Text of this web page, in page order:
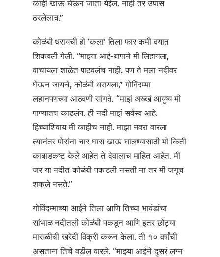
काही खाऊ घेऊन जाता येईल. नाही तर उपास
ठरलेलाच.”
कोळंबी धरायची ही ‘कला’ तिला फार कमी वयात
शिकवली गेली. “माझ्या आई-बापाने मी लिहायला,
वाचायला शाळेत पाठवलंच नाही. पण ते मला नदीवर
घेऊन जायचे, कोळंबी धरायला,” गोविंदम्मा
लहानपणच्या आठवणी सांगते. “माझं अख्खं आयुष्य मी
पाण्यातच काढलंय. ही नदी माझं सर्वस्व आहे.
हिच्याशिवाय मी काहीच नाही. माझा नवरा वारला
त्यानंतर पोरांना चार घास खाऊ घालण्यासाठी मी किती
काबाडकष्ट केले आहेत ते देवालाच माहित आहेत. मी
जर या नदीत कोळंबी पकडली नसती ना तर मी जगूच
शकले नसते.”
गोविंदम्माच्या आईने तिला आणि तिच्या भावंडांचा
सांभाळ नदीतली कोळंबी पकडून आणि इतर छोट्या
मासळीची खरेदी विक्री करून केला. ती १० वर्षांची
असताना तिचे वडील वारले. “माझ्या आईने दुसरं लग्न